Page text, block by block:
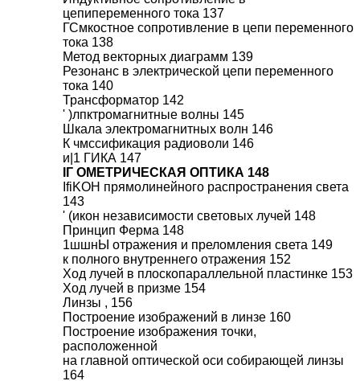
цепипеременного тока 137
ГСмкостное сопротивление в цепи переменного
тока 138
Метод векторных диаграмм 139
Резонанс в электрической цепи переменного
тока 140
Трансформатор 142
' )лпктромагнитные волны 145
Шкала электромагнитных волн 146
К чмссификация радиоволи 146
и|1 ГИКА 147
IГ ОМЕТРИЧЕСКАЯ ОПТИКА 148
IfiKOH прямолинейного распространения света
143
' (икон независимости световых лучей 148
Принцип Ферма 148
1шшнЫ отражения и преломления света 149
к полного внутреннего отражения 152
Ход лучей в плоскопараллельной пластинке 153
Ход лучей в призме 154
Линзы , 156
Построение изображений в линзе 160
Построение изображения точки,
расположенной
на главной оптической оси собирающей линзы
164